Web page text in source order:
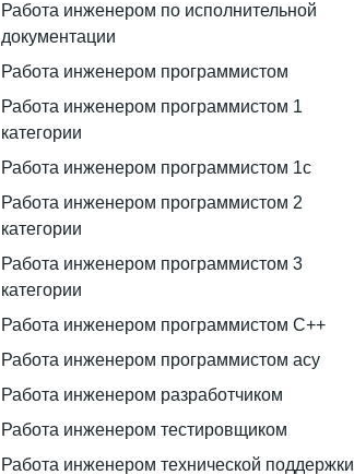
Работа инженером по исполнительной
документации
Работа инженером программистом
Работа инженером программистом 1
категории
Работа инженером программистом 1с
Работа инженером программистом 2
категории
Работа инженером программистом 3
категории
Работа инженером программистом C++
Работа инженером программистом асу
Работа инженером разработчиком
Работа инженером тестировщиком
Работа инженером технической поддержки